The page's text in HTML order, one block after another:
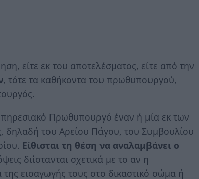
είτε εκ του αποτελέσματος, είτε από την
, τότε τα καθήκοντα του πρωθυπουργού,
Πρωθυπουργό έναν ή μία εκ των
δηλαδή του Αρείου Πάγου, του Συμβουλίου
Είθισται τη θέση να αναλαμβάνει ο
διίστανται σχετικά με το αν η
εισαγωγής τους στο δικαστικό σώμα ή